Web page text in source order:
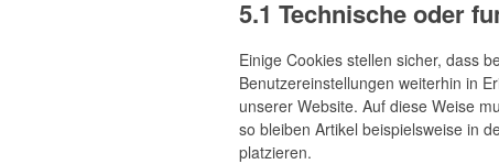
5.1 Technische oder
Einige Cookies stellen sicher, dass
Benutzereinstellungen weiterhin in
unserer Website. Auf diese Weise
so bleiben Artikel beispielsweise in
platzieren.